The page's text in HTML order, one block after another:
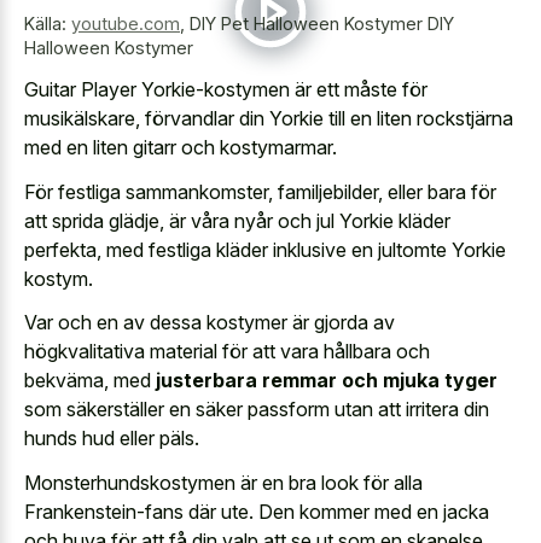
Källa: youtube.com DIY Pet Halloween Kostymer DIY
Halloween Kostymer
Guitar Player Yorkie-kostymen är ett måste för
musikälskare, förvandlar din Yorkie till en liten rockstjärna
med en liten gitarr och kostymarmar.
För festliga sammankomster, familjebilder, eller bara för
att sprida glädje, är våra nyår och jul Yorkie kläder
perfekta, med festliga kläder inklusive en jultomte Yorkie
kostym.
Var och en av dessa kostymer är gjorda av
högkvalitativa material för att vara hållbara och
bekväma, med justerbara remmar och mjuka tyger
som säkerställer en säker passform utan att irritera din
hunds hud eller päls.
Monsterhundskostymen är en bra look för alla
Frankenstein-fans där ute. Den kommer med en jacka